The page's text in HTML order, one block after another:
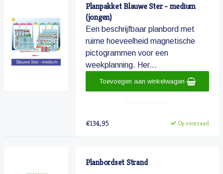
Planpakket Blauwe Ster - medium
(jongen)
Een beschrijfbaar planbord met
ruime hoeveelheid magnetische
pictogrammen voor een
weekplanning. Her...
€134,95 Op voorraad
Toevoegen aan winkelwagen
Planbordset Strand